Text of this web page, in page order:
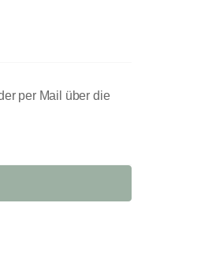
per Mail über die